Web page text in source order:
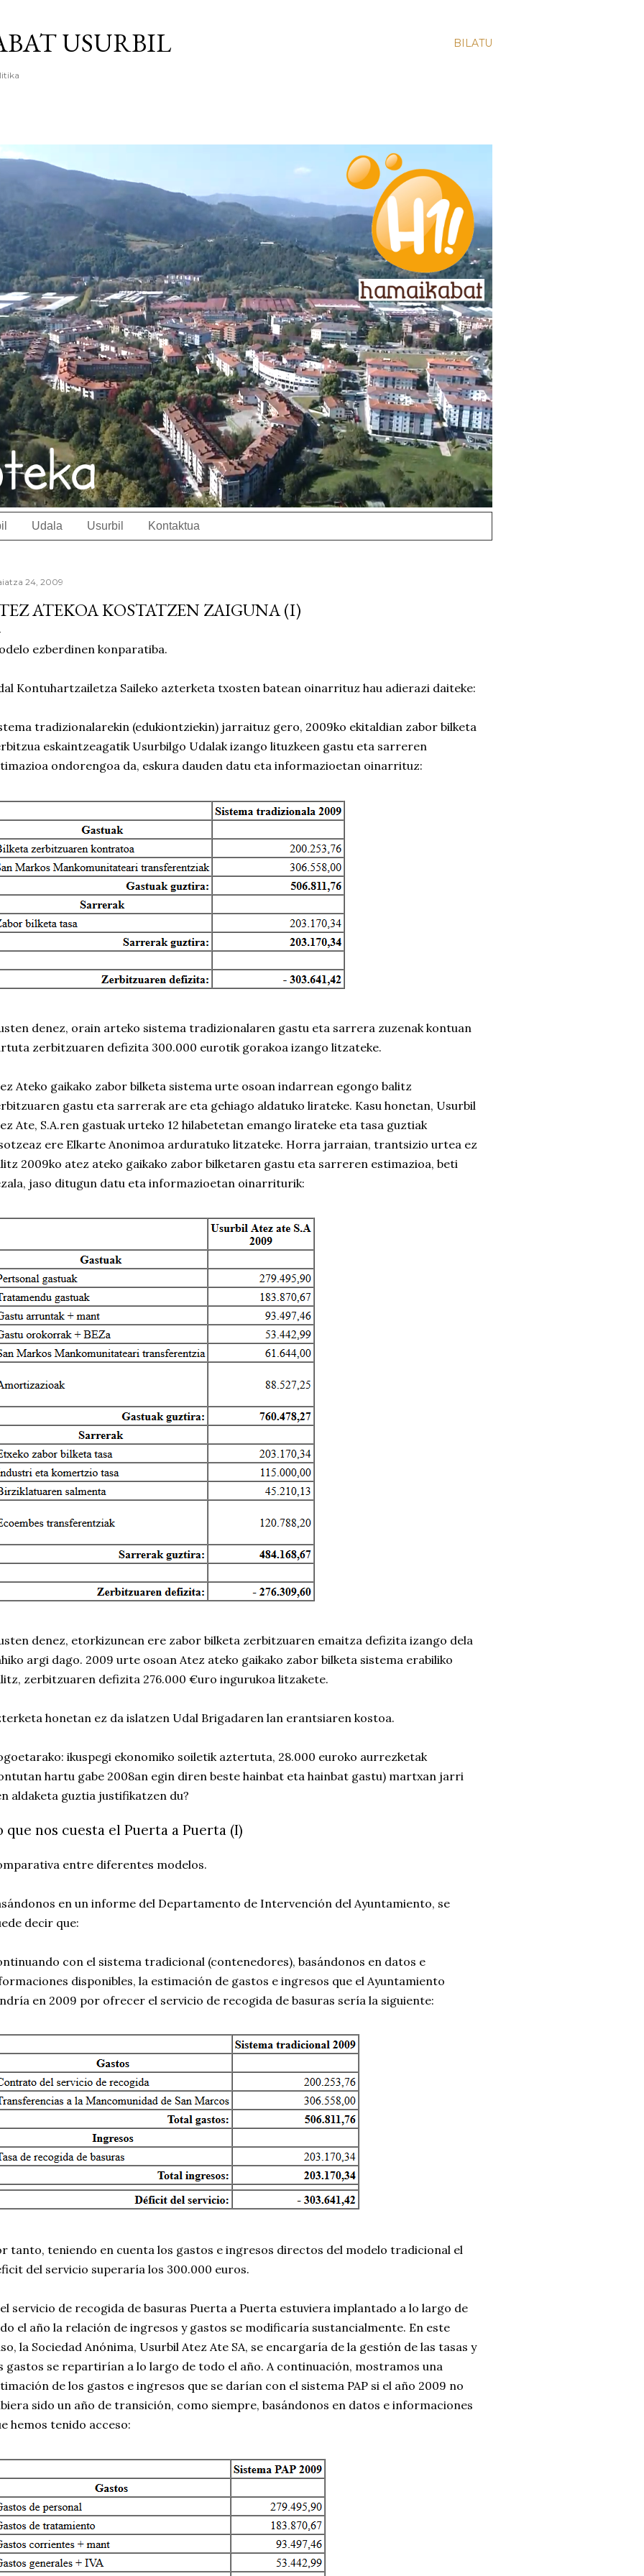
BILATU
USURBIL
Udala Usurbil Kontaktua
24, 2009
ATEKOA KOSTATZEN ZAIGUNA (I)
ezberdinen konparatiba.
Kontuhartzailetza Saileko azterketa txosten batean oinarrituz hau adierazi daiteke:
tradizionalarekin (edukiontziekin) jarraituz gero, 2009ko ekitaldian zabor bilketa
eskaintzeagatik Usurbilgo Udalak izango lituzkeen gastu eta sarreren
ondorengoa da, eskura dauden datu eta informazioetan oinarrituz:
denez, orain arteko sistema tradizionalaren gastu eta sarrera zuzenak kontuan
zerbitzuaren defizita 300.000 eurotik gorakoa izango litzateke.
Ateko gaikako zabor bilketa sistema urte osoan indarrean egongo balitz
gastu eta sarrerak are eta gehiago aldatuko lirateke. Kasu honetan, Usurbil
Ate, S.A.ren gastuak urteko 12 hilabetetan emango lirateke eta tasa guztiak
ere Elkarte Anonimoa arduratuko litzateke. Horra jarraian, trantsizio urtea ez
2009ko atez ateko gaikako zabor bilketaren gastu eta sarreren estimazioa, beti
jaso ditugun datu eta informazioetan oinarriturik:
denez, etorkizunean ere zabor bilketa zerbitzuaren emaitza defizita izango dela
argi dago. 2009 urte osoan Atez ateko gaikako zabor bilketa sistema erabiliko
zerbitzuaren defizita 276.000 €uro ingurukoa litzakete.
honetan ez da islatzen Udal Brigadaren lan erantsiaren kostoa.
ikuspegi ekonomiko soiletik aztertuta, 28.000 euroko aurrezketak
hartu gabe 2008an egin diren beste hainbat eta hainbat gastu) martxan jarri
aldaketa guztia justifikatzen du?
que nos cuesta el Puerta a Puerta (I)
entre diferentes modelos.
en un informe del Departamento de Intervención del Ayuntamiento, se
decir que:
con el sistema tradicional (contenedores), basándonos en datos e
disponibles, la estimación de gastos e ingresos que el Ayuntamiento
en 2009 por ofrecer el servicio de recogida de basuras sería la siguiente:
tanto, teniendo en cuenta los gastos e ingresos directos del modelo tradicional el
del servicio superaría los 300.000 euros.
el servicio de recogida de basuras Puerta a Puerta estuviera implantado a lo largo de
el año la relación de ingresos y gastos se modificaría sustancialmente. En este
la Sociedad Anónima, Usurbil Atez Ate SA, se encargaría de la gestión de las tasas y
gastos se repartirían a lo largo de todo el año. A continuación, mostramos una
de los gastos e ingresos que se darían con el sistema PAP si el año 2009 no
sido un año de transición, como siempre, basándonos en datos e informaciones
hemos tenido acceso: